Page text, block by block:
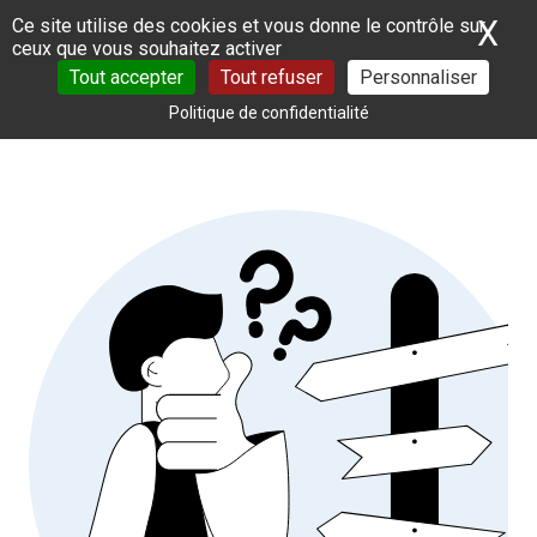
Panneau de gestion des cookies
Ce site utilise des cookies et vous donne le contrôle sur
ceux que vous souhaitez activer
Tout accepter
Tout refuser Personnaliser
Politique de confidentialité
X